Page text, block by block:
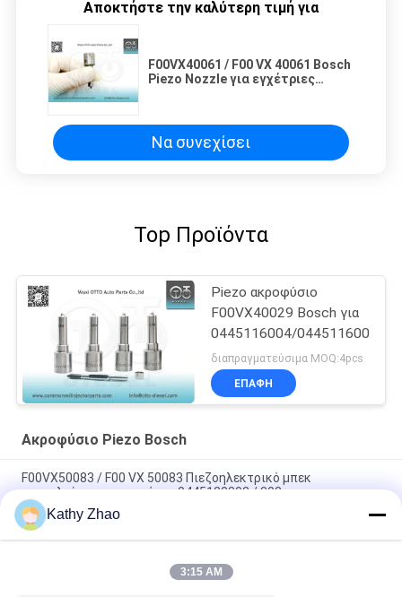
Αποκτήστε την καλύτερη τιμή για
F00VX40061 / F00 VX 40061 Bosch
Piezo Nozzle για εγχέτριες
Να συνεχίσει
Top Προϊόντα
Piezo ακροφύσιο
F00VX40029 Bosch για
0445116004/0445116005/
διαπραγματεύσιμα MOQ:4pcs
ΕΠΑΦΉ
Ακροφύσιο Piezo Bosch
F00VX50083 / F00 VX 50083 Πιεζοηλεκτρικό μπεκ
πετρελαίου για εγχυτήρες 0445120302 / 303
F00VX50038 / F00 VX 50038 Πιεζοηλεκτρικό ακροφύσιο για
εγχυτήρες 0445120104 / 0445120207 / 0986435539
F00VX40056 / F00 VX 40056 Ακροφύσιο Εγχυτήρα Piezo Για
Kathy Zhao
3:15 AM